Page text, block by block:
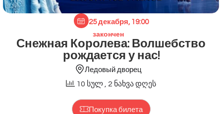
25 декабря, 19:00
закончен
Снежная Королева: Волшебство
рождается у нас!
Ледовый дворец
10 სულ , 2 ნახვა დღეს
Покупка билета